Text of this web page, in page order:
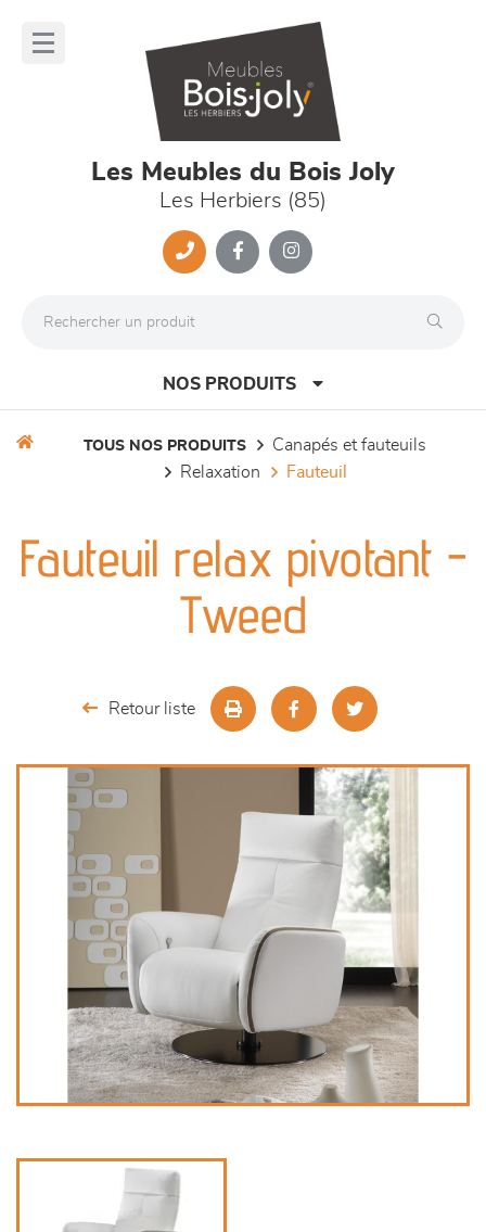
Les Meubles du Bois Joly
Les Herbiers (85)
NOS PRODUITS
séjours
meubles de complément
décoration
TOUS NOS PRODUITS
canapés et fauteuils
relaxation
fauteuil
Fauteuil relax pivotant -
Tweed
Retour liste